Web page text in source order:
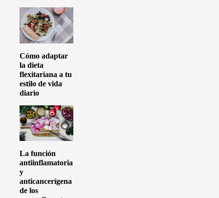
Cómo adaptar
la dieta
flexitariana a tu
estilo de vida
diario
La función
antiinflamatoria
y
anticancerígena
de los